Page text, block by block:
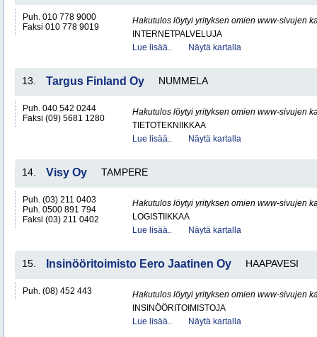
Puh. 010 778 9000
Faksi 010 778 9019
Hakutulos löytyi yrityksen omien www-sivujen
INTERNETPALVELUJA
Lue lisää..
Näytä kartalla
13. Targus Finland Oy NUMMELA
Puh. 040 542 0244
Faksi (09) 5681 1280
Hakutulos löytyi yrityksen omien www-sivujen
TIETOTEKNIIKKAA
Lue lisää..
Näytä kartalla
14. Visy Oy TAMPERE
Puh. (03) 211 0403
Puh. 0500 891 794
Faksi (03) 211 0402
Hakutulos löytyi yrityksen omien www-sivujen
LOGISTIIKKAA
Lue lisää..
Näytä kartalla
15. Insinööritoimisto Eero Jaatinen Oy HAAPAVESI
Puh. (08) 452 443
Hakutulos löytyi yrityksen omien www-sivujen
INSINÖÖRITOIMISTOJA
Lue lisää..
Näytä kartalla